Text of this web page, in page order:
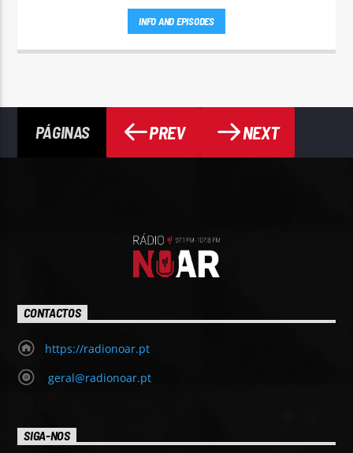
INFO AND EPISODES
PÁGINAS PREV NEXT
CONTACTOS
https://radionoar.pt
geral@radionoar.pt
SIGA-NOS